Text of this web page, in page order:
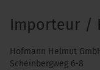
Importeur /
Hofmann Helmut
Scheinbergweg 6-8